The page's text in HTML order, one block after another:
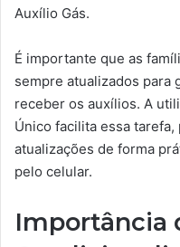
Auxílio Gás.
É importante que as
sempre atualizados para
receber os auxílios. A
Único facilita essa
atualizações de forma
pelo celular.
Importância